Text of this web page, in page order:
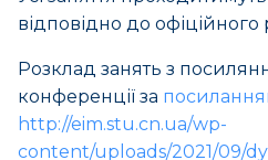
відповідно до офіційного
Розклад занять з
конференції за
http://eim.stu.cn.ua/wp-
content/uploads/2021/09/